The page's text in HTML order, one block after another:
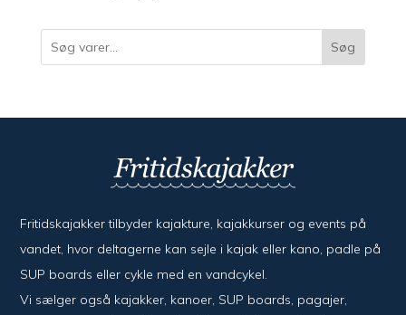
Søg
Fritidskajakker tilbyder kajak­ture, kajak­kurser og events på
vandet, hvor del­ta­ger­ne kan sejle i kajak eller kano, padle på
SUP boards eller cykle med en vand­cykel.
Vi sælger også kajak­ker, kanoer, SUP boards, pagajer,